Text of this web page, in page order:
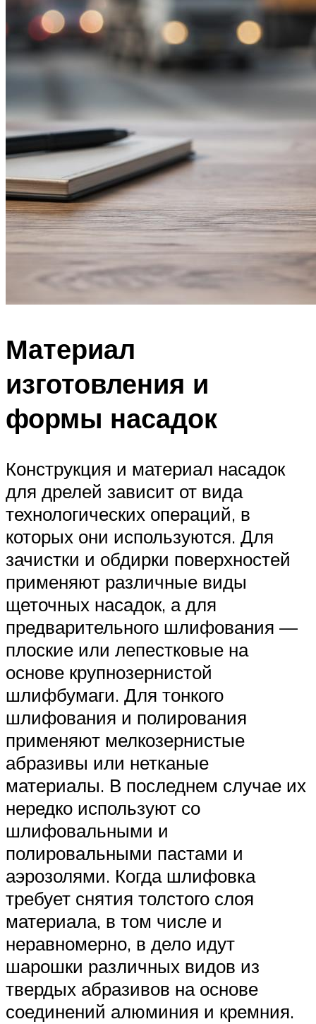
Материал
изготовления и
формы насадок
Конструкция и материал насадок
для дрелей зависит от вида
технологических операций, в
которых они используются. Для
зачистки и обдирки поверхностей
применяют различные виды
щеточных насадок, а для
предварительного шлифования —
плоские или лепестковые на
основе крупнозернистой
шлифбумаги. Для тонкого
шлифования и полирования
применяют мелкозернистые
абразивы или нетканые
материалы. В последнем случае их
нередко используют со
шлифовальными и
полировальными пастами и
аэрозолями. Когда шлифовка
требует снятия толстого слоя
материала, в том числе и
неравномерно, в дело идут
шарошки различных видов из
твердых абразивов на основе
соединений алюминия и кремния.